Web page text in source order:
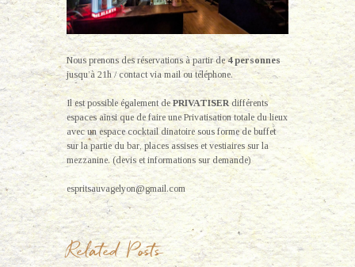
Nous prenons des réservations à partir de4 personnes
jusqu’à 21h / contact via mail ou téléphone.
Il est possible également dePRIVATISERdifférents
espaces ainsi que de faire une Privatisation totale du lieux
avec un espace cocktail dinatoire sous forme de buffet
sur la partie du bar, places assises et vestiaires sur la
mezzanine. (devis et informations sur demande)
espritsauvagelyon@gmail.com
Related Posts